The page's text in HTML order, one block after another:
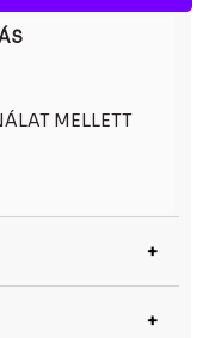
MELLETT
kombinálja